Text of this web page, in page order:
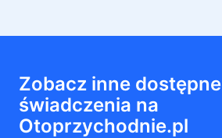
Zobacz inne dostępne
świadczenia na
Otoprzychodnie.pl